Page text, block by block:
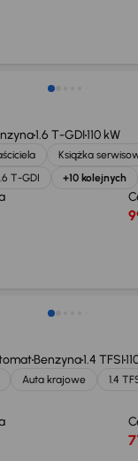
1.6 T-GDI110 kW
Książka
T-GDI +10 kolejnych
Benzyna1.4 TFSI
Auta krajowe 1.4